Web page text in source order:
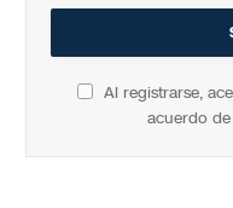
Al registrarse,
acuerdo de